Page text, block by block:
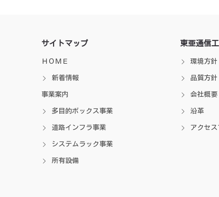
サイトマップ
ＨＯＭＥ
新着情報
事業案内
多目的ボックス事業
道路インフラ事業
システムラック事業
所有設備
東亜通信
環境方針
品質方針
会社概要
沿革
アクセス